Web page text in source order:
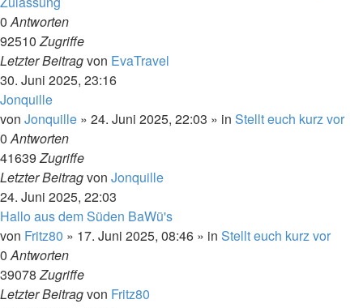
0Antworten
92510Zugriffe
Letzter Beitragvon EvaTravel
30. Juni 2025, 23:16
Jonquille
von Jonquille » 24. Juni 2025, 22:03 » in Stellt euch kurz vor
0Antworten
41639Zugriffe
Letzter Beitragvon Jonquille
24. Juni 2025, 22:03
Hallo aus dem Süden BaWü's
von Fritz80 » 17. Juni 2025, 08:46 » in Stellt euch kurz vor
0Antworten
39078Zugriffe
Letzter Beitragvon Fritz80